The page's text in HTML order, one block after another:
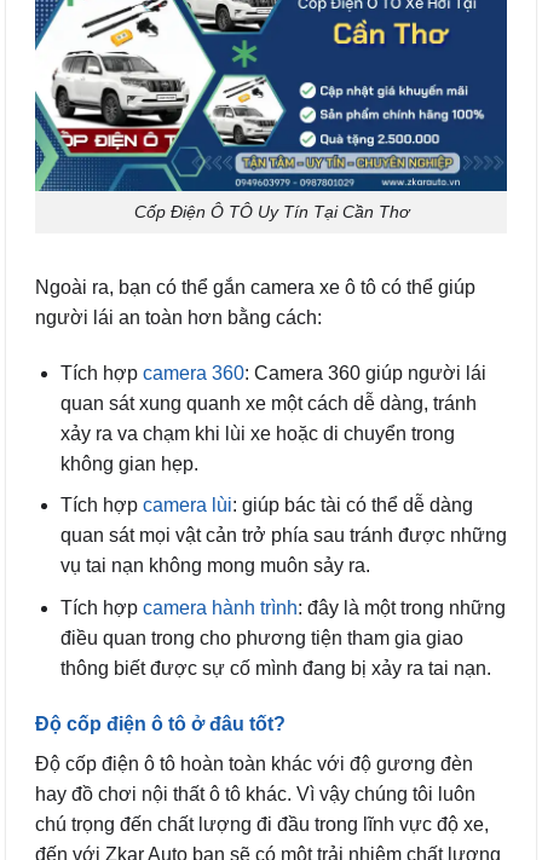
Cốp Điện Ô TÔ Uy Tín Tại Cần Thơ
Ngoài ra, bạn có thể gắn camera xe ô tô có thể giúp
người lái an toàn hơn bằng cách:
Tích hợp camera 360: Camera 360 giúp người lái
quan sát xung quanh xe một cách dễ dàng, tránh
xảy ra va chạm khi lùi xe hoặc di chuyển trong
không gian hẹp.
Tích hợp camera lùi: giúp bác tài có thể dễ dàng
quan sát mọi vật cản trở phía sau tránh được những
vụ tai nạn không mong muôn sảy ra.
Tích hợp camera hành trình: đây là một trong những
điều quan trong cho phương tiện tham gia giao
thông biết được sự cố mình đang bị xảy ra tai nạn.
Độ cốp điện ô tô ở đâu tốt?
Độ cốp điện ô tô hoàn toàn khác với độ gương đèn
hay đồ chơi nội thất ô tô khác. Vì vậy chúng tôi luôn
chú trọng đến chất lượng đi đầu trong lĩnh vực độ xe,
đến với Zkar Auto bạn sẽ có một trải nhiệm chất lượng